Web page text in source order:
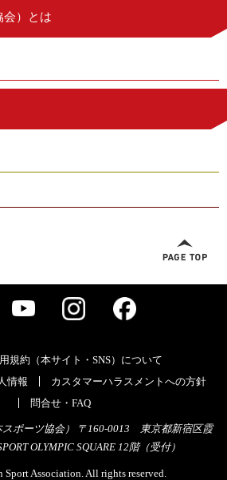
会）とは
規約（本サイト・SNS）について
情報
カスタマーハラスメントへの方針
問合せ・FAQ
スポーツ協会） 〒160-0013 東京都新宿区霞
OLYMPIC SQUARE 12階（受付）
Sport Association. All rights reserved.